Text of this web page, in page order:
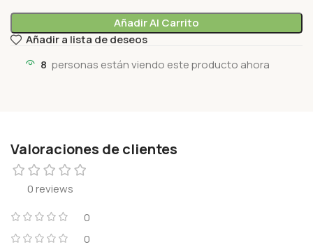
Añadir Al Carrito
Añadir a lista de deseos
8 personas están viendo este producto ahora
Valoraciones de clientes
0 reviews
0
0